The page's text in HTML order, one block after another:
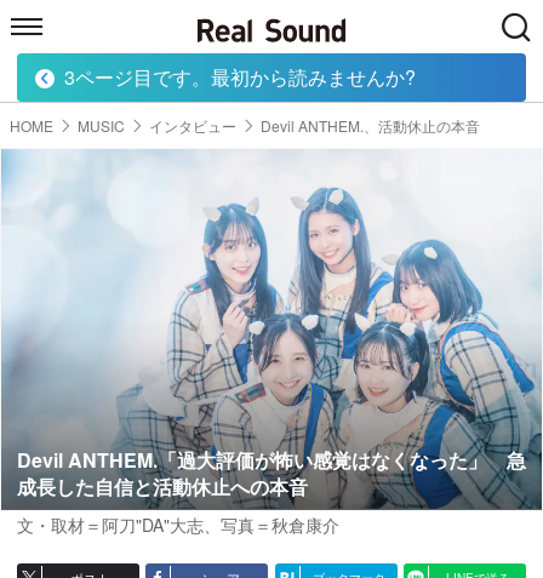
HOME MUSIC MOVIE TECH
HOME MUSIC インタビュー Devil ANTHEM.、活動休止の本音
Devil ANTHEM.「過大評価が怖い感覚はなくなった」 急
成長した自信と活動休止への本音
文・取材＝阿刀"DA"大志、 写真＝秋倉康介
3ページ目です。最初から読みませんか?